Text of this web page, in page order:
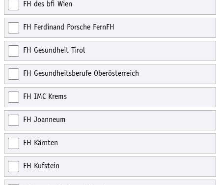
FH des bfi Wien
FH Ferdinand Porsche FernFH
FH Gesundheit Tirol
FH Gesundheitsberufe Oberösterreich
FH IMC Krems
FH Joanneum
FH Kärnten
FH Kufstein